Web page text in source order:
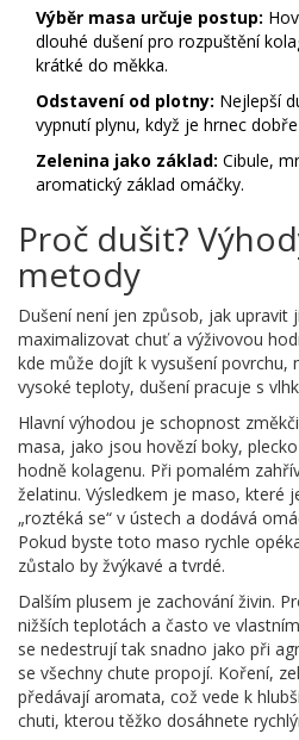
Výběr masa určuje postup:
dlouhé dušení pro rozpuštění
krátké do měkka.
Odstavení od plotny: Nejlepší
vypnutí plynu, když je hrnec
Zelenina jako základ: Cibule,
aromatický základ omáčky.
Proč dušit?
metody
Dušení není jen způsob, jak upravit
maximalizovat chuť a výživovou
kde může dojít k vysušení povrchu,
vysoké teploty, dušení pracuje s
Hlavní výhodou je schopnost
masa, jako jsou hovězí boky,
hodně kolagenu. Při pomalém
želatinu. Výsledkem je maso, které
„roztéká se“ v ústech a dodává
Pokud byste toto maso rychle
zůstalo by žvýkavé a tvrdé.
Dalším plusem je zachování živin.
nižších teplotách a často ve
se nedestrují tak snadno jako při
se všechny chute propojí. Koření,
předávají aromata, což vede k
chuti, kterou těžko dosáhnete